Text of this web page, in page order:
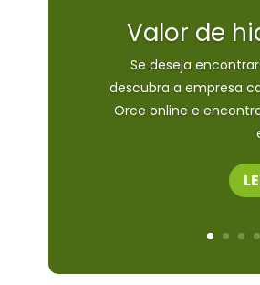
Valor de
Se deseja
descubra a empresa
Orce online e